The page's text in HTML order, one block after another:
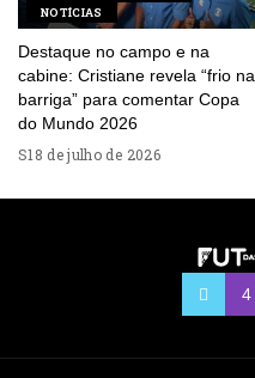
NOTÍCIAS
Destaque no campo e na
cabine: Cristiane revela “frio na
barriga” para comentar Copa
do Mundo 2026
18 de julho de 2026